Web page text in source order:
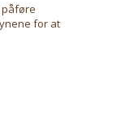
påføre
for at